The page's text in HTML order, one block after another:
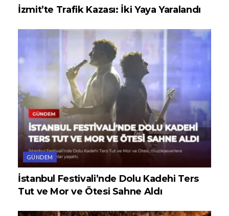
İzmit’te Trafik Kazası: İki Yaya Yaralandı
GÜNDEM
İstanbul Festivali’nde Dolu Kadehi Ters
Tut ve Mor ve Ötesi Sahne Aldı